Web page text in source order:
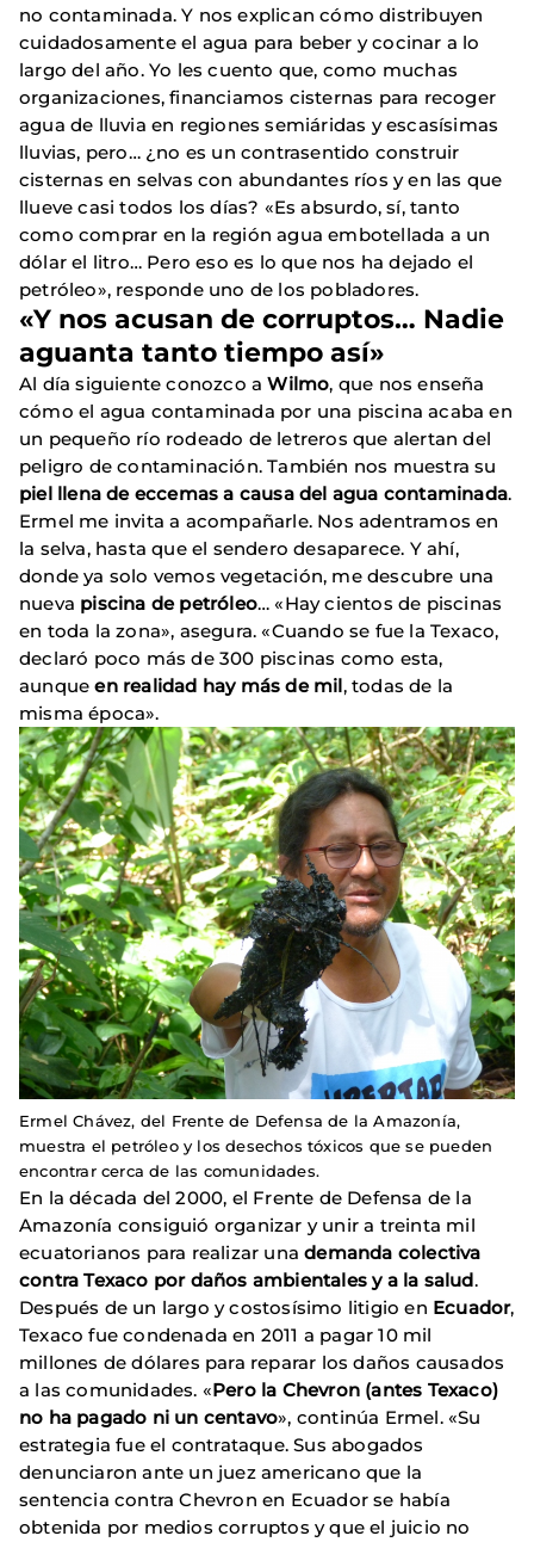
no contaminada. Y nos explican cómo distribuyen
cuidadosamente el agua para beber y cocinar a lo
largo del año. Yo les cuento que, como muchas
organizaciones, financiamos cisternas para recoger
agua de lluvia en regiones semiáridas y escasísimas
lluvias, pero… ¿no es un contrasentido construir
cisternas en selvas con abundantes ríos y en las que
llueve casi todos los días? «Es absurdo, sí, tanto
como comprar en la región agua embotellada a un
dólar el litro… Pero eso es lo que nos ha dejado el
petróleo», responde uno de los pobladores.
«Y nos acusan de corruptos… Nadie
aguanta tanto tiempo así»
Al día siguiente conozco aWilmo, que nos enseña
cómo el agua contaminada por una piscina acaba en
un pequeño río rodeado de letreros que alertan del
peligro de contaminación. También nos muestra su
piel llena de eccemas a causa del agua contaminada.
Ermel me invita a acompañarle. Nos adentramos en
la selva, hasta que el sendero desaparece. Y ahí,
donde ya solo vemos vegetación, me descubre una
nueva piscina de petróleo… «Hay cientos de piscinas
en toda la zona», asegura. «Cuando se fue la Texaco,
declaró poco más de 300 piscinas como esta,
aunqueen realidad hay más de mil, todas de la
misma época».
Ermel Chávez, del Frente de Defensa de la Amazonía,
muestra el petróleo y los desechos tóxicos que se pueden
encontrar cerca de las comunidades.
En la década del 2000, el Frente de Defensa de la
Amazonía consiguió organizar y unir a treinta mil
ecuatorianos para realizar unademanda colectiva
contra Texaco por daños ambientales y a la salud.
Después de un largo y costosísimo litigio en Ecuador,
Texaco fue condenada en 2011 a pagar 10 mil
millones de dólares para reparar los daños causados
a las comunidades. «Pero la Chevron (antes Texaco)
no ha pagado ni un centavo», continúa Ermel. «Su
estrategia fue el contrataque. Sus abogados
denunciaron ante un juez americano que la
sentencia contra Chevron en Ecuador se había
obtenida por medios corruptos y que el juicio no